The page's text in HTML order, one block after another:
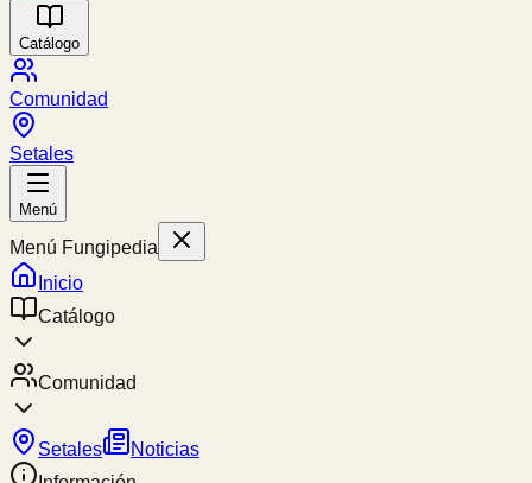
Catálogo
Comunidad
Setales
Menú
Menú Fungipedia
Inicio
Catálogo
Comunidad
Setales
Noticias